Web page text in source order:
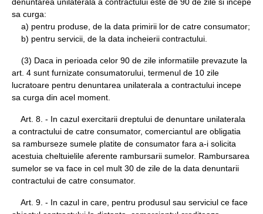
sa curga:
a) pentru produse, de la data primirii lor de catre consumator;
b) pentru servicii, de la data incheierii contractului.
(3) Daca in perioada celor 90 de zile informatiile prevazute la
art. 4 sunt furnizate consumatorului, termenul de 10 zile
lucratoare pentru denuntarea unilaterala a contractului incepe
sa curga din acel moment.
Art. 8. - In cazul exercitarii dreptului de denuntare unilaterala
a contractului de catre consumator, comerciantul are obligatia
sa ramburseze sumele platite de consumator fara a-i solicita
acestuia cheltuielile aferente rambursarii sumelor. Rambursarea
sumelor se va face in cel mult 30 de zile de la data denuntarii
contractului de catre consumator.
Art. 9. - In cazul in care, pentru produsul sau serviciul ce face